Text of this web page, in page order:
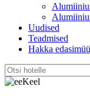
Uudised
Teadmised
Hakka
Keel